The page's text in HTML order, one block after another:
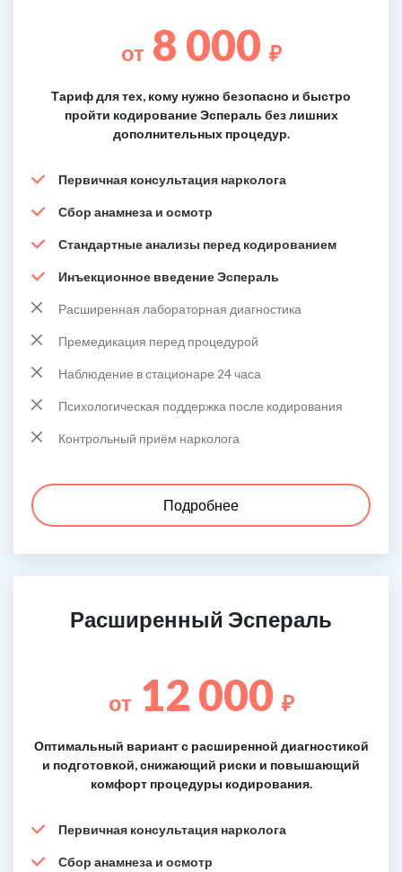
от 8 000 ₽
Тариф для тех, кому нужно безопасно и быстро
пройти кодирование Эспераль без лишних
дополнительных процедур.
Первичная консультация нарколога
Сбор анамнеза и осмотр
Стандартные анализы перед кодированием
Инъекционное введение Эспераль
Расширенная лабораторная диагностика
Премедикация перед процедурой
Наблюдение в стационаре 24 часа
Психологическая поддержка после кодирования
Контрольный приём нарколога
Подробнее
Расширенный Эспераль
от 12 000 ₽
Оптимальный вариант с расширенной диагностикой
и подготовкой, снижающий риски и повышающий
комфорт процедуры кодирования.
Первичная консультация нарколога
Сбор анамнеза и осмотр